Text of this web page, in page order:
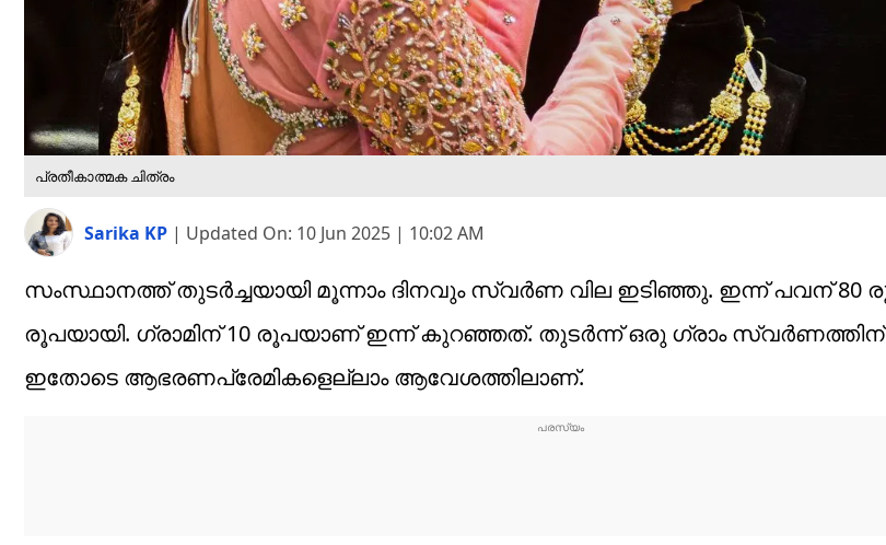
പ്രതീകാത്മക ചിത്രം
Sarika KP | Updated On: 10 Jun 2025 | 10:02 AM
സംസ്ഥാനത്ത് തുടർച്ചയായി മൂന്നാം ദിനവും സ്വർണ വില ഇടിഞ്ഞു. ഇന്ന് പവന് 80
രൂപയായി. ​ഗ്രാമിന് 10 രൂപയാണ് ഇന്ന് കുറഞ്ഞത്. തുടർന്ന് ഒരു ​ഗ്രാം സ്വർണത്തിന്
ഇതോടെ ആഭരണപ്രേമികളെല്ലാം ആവേശത്തിലാണ്.